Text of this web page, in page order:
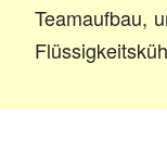
Teamaufbau,